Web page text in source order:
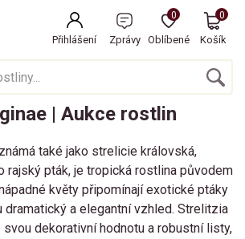
Přihlášení Zprávy Oblíbené
0
Košík
0
| Aukce rostlin
také jako strelicie královská,
rajský pták, je tropická rostlina původem
květy připomínají exotické ptáky
dramatický a elegantní vzhled. Strelitzia
svou dekorativní hodnotu a robustní listy,